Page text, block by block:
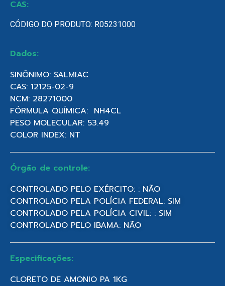
CAS:
CÓDIGO DO PRODUTO: R05231000
Dados:
SINÔNIMO: SALMIAC
CAS: 12125-02-9
NCM: 28271000
FÓRMULA QUÍMICA: NH4CL
PESO MOLECULAR: 53.49
COLOR INDEX: NT
Órgão de controle:
CONTROLADO PELO EXÉRCITO: : NÃO
CONTROLADO PELA POLÍCIA FEDERAL: SIM
CONTROLADO PELA POLÍCIA CIVIL: : SIM
CONTROLADO PELO IBAMA: NÃO
Especificações:
CLORETO DE AMONIO PA 1KG